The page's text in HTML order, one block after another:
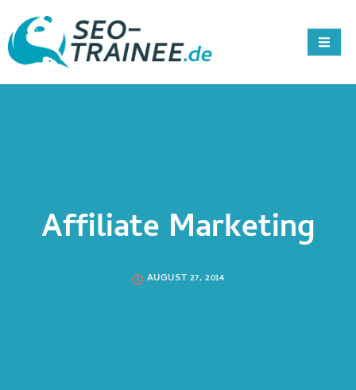
Affiliate Marketing
AUGUST 27, 2014